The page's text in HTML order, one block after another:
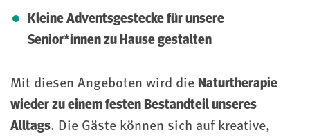
Kleine Adventsgestecke für unsere
Senior*innen zu Hause gestalten
Mit diesen Angeboten wird die Naturtherapie
wieder zu einem festen Bestandteil unseres
Alltags. Die Gäste können sich auf kreative,